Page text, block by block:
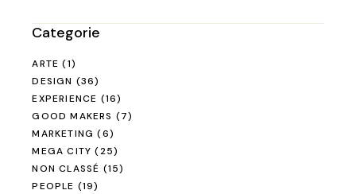
Categorie
ARTE (1)
DESIGN (36)
EXPERIENCE (16)
GOOD MAKERS (7)
MARKETING (6)
MEGA CITY (25)
NON CLASSÉ (15)
PEOPLE (19)